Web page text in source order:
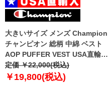
大きいサイズ メンズ Champion
チャンピオン 総柄 中綿 ベスト
AOP PUFFER VEST USA直輸入
v4729-awqr
定価 ￥22,000(税込)
￥19,800(税込)